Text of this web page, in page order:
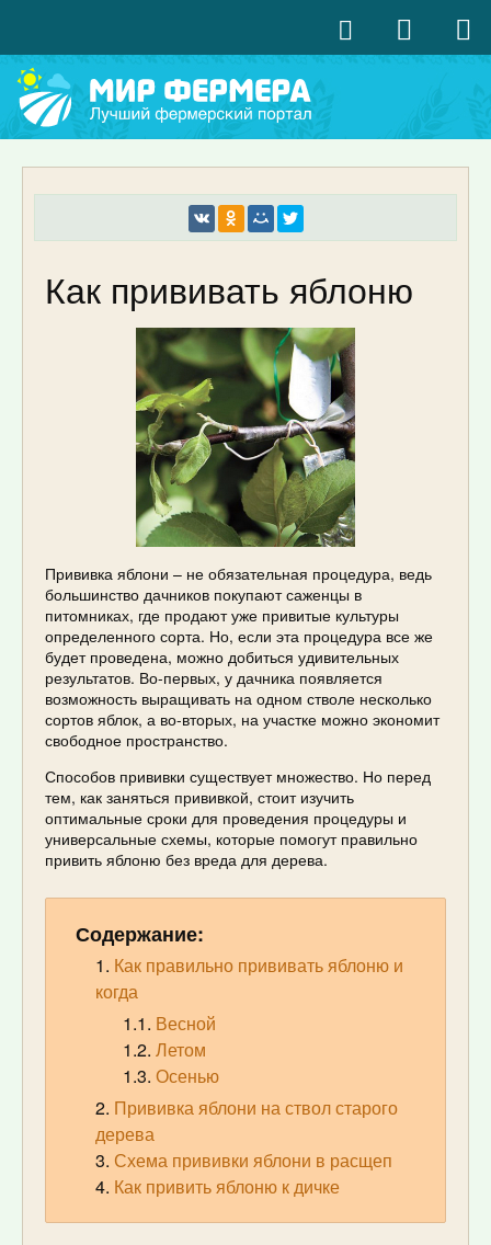
Как прививать яблоню
Прививка яблони – не обязательная процедура, ведь
большинство дачников покупают саженцы в
питомниках, где продают уже привитые культуры
определенного сорта. Но, если эта процедура все же
будет проведена, можно добиться удивительных
результатов. Во-первых, у дачника появляется
возможность выращивать на одном стволе несколько
сортов яблок, а во-вторых, на участке можно экономит
свободное пространство.
Способов прививки существует множество. Но перед
тем, как заняться прививкой, стоит изучить
оптимальные сроки для проведения процедуры и
универсальные схемы, которые помогут правильно
привить яблоню без вреда для дерева.
Содержание:
Как правильно прививать яблоню и
когда
Весной
Летом
Осенью
Прививка яблони на ствол старого
дерева
Схема прививки яблони в расщеп
Как привить яблоню к дичке